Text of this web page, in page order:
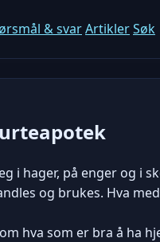
& svarArtiklerSøk
i hager, på enger og i
og brukes. Hva
hva som er bra å ha